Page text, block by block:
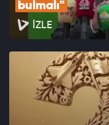
bulmalı"
İZLE